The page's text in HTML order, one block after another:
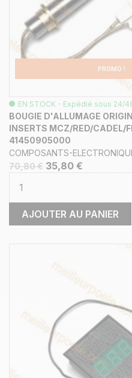
PROMO !
EN STOCK - Expédié sous 24/
BOUGIE D'ALLUMAGE
INSERTS MCZ/RED/CADEL/
41450905000
COMPOSANTS-
70,80 € 35,80 €
AJOUTER AU PANIER